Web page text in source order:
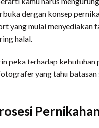
dengan konsep
yang mulai menyediakan
halal.
peka terhadap kebutuhan
yang tahu